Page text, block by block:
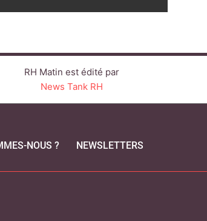
RH Matin est édité par
News Tank RH
NOUS ? NEWSLETTERS